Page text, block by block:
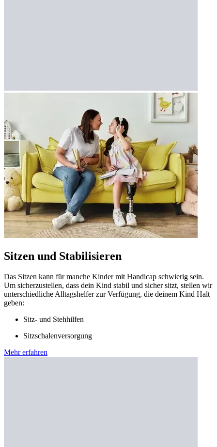
Sitzen und Stabilisieren
Das Sitzen kann für manche Kinder mit Handicap schwierig sein.
Um sicherzustellen, dass dein Kind stabil und sicher sitzt, stellen wir
unterschiedliche Alltagshelfer zur Verfügung, die deinem Kind Halt
geben:
Sitz- und Stehhilfen
Sitzschalenversorgung
Mehr erfahren